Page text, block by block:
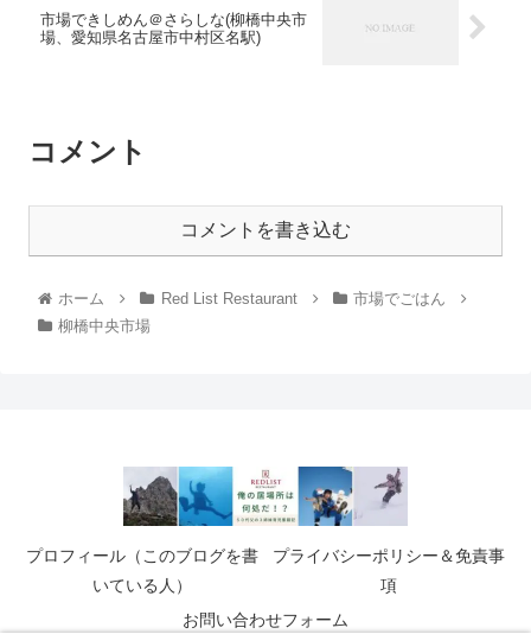
市場できしめん＠さらしな(柳橋中央市
場、愛知県名古屋市中村区名駅)
コメント
コメントを書き込む
ホーム Red List Restaurant
市場でごはん
柳橋中央市場
プロフィール（このブログを書
いている人）
プライバシーポリシー＆免責事
項
お問い合わせフォーム